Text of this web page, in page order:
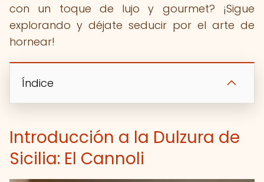
con un toque de lujo y gourmet? ¡Sigue
explorando y déjate seducir por el arte de
hornear!
Índice
Introducción a la Dulzura de
Sicilia: El Cannoli